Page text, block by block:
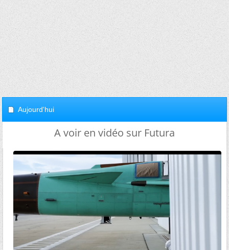
Aujourd'hui
A voir en vidéo sur Futura